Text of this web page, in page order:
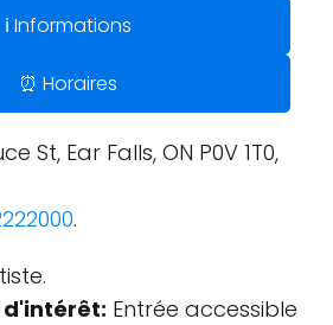
ℹ️ Informations
⏰ Horaires
St, Ear Falls, ON P0V 1T0,
.
d'intérêt: Entrée accessible